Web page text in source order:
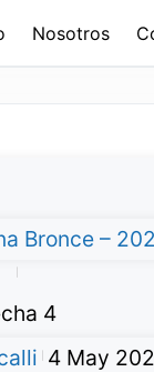
Nosotros
Bronce –
4
4 May